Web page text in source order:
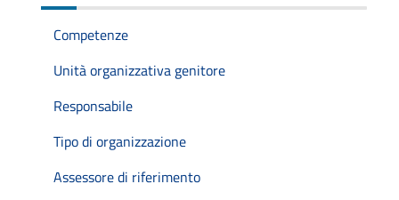
Competenze
Unità organizzativa genitore
Responsabile
Tipo di organizzazione
Assessore di riferimento